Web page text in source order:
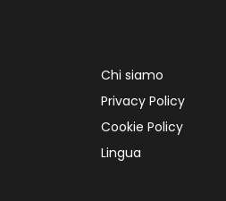
Chi siamo
Privacy Policy
Cookie Policy
Lingua